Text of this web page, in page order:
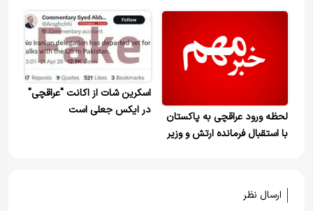
لحظه ورود عراقچی به پاکستان
با استقبال فرمانده ارتش و وزیر
اسکرین شات از اکانت "عراقچی"
در ایکس جعلی است
ارسال نظر